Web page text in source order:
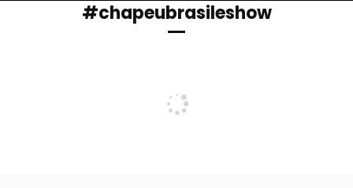
#chapeubrasileshow